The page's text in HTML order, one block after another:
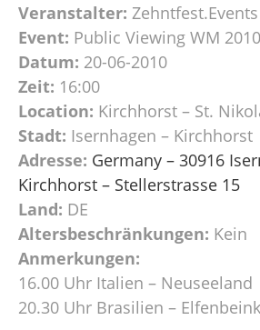
Veranstalter: Zehntfest.Events
Event: Public Viewing WM 2010
Datum: 20-06-2010
Zeit: 16:00
Location: Kirchhorst – St.
Stadt: Isernhagen – Kirchhorst
Adresse: Germany – 30916
Kirchhorst – Stellerstrasse 15
Land: DE
Altersbeschränkungen: Kein
Anmerkungen:
16.00 Uhr Italien – Neuseeland
20.30 Uhr Brasilien –